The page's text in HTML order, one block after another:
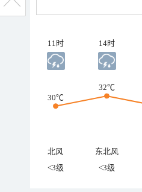
11时 14时
30℃
32℃
北风 东北风
<3级
<3级